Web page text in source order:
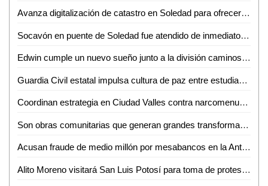
Avanza digitalización de catastro en Soledad para ofrecer trámites más rápidos a la ciudadanía
Socavón en puente de Soledad fue atendido de inmediato y no representa riesgo: SEDUVOP
Edwin cumple un nuevo sueño junto a la división caminos de la Guardia Civil estatal
Guardia Civil estatal impulsa cultura de paz entre estudiantes de la huasteca
Coordinan estrategia en Ciudad Valles contra narcomenudeo y extorsión
Son obras comunitarias que generan grandes transformaciones: presidenta Claudia Sheinbaum
Acusan fraude de medio millón por mesabancos en la Antero G. González de Valles
Alito Moreno visitará San Luis Potosí para toma de protesta de estructuras del PRI